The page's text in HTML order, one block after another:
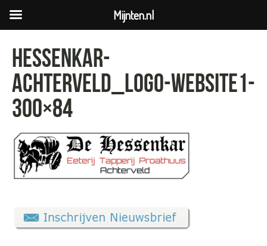
Hessenkar-
Achterveld_Logo-Website1-
300×84
Mijnten.nl